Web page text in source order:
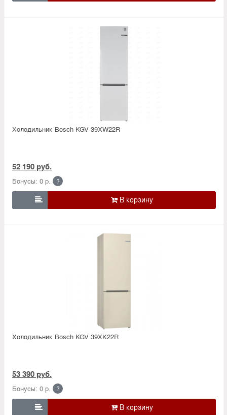
Холодильник Bosсh KGV 39XW22R
52 190 руб.
Бонусы: 0 р. ?

Холодильник Bosсh KGV 39XK22R
53 390 руб.
Бонусы: 0 р. ?
